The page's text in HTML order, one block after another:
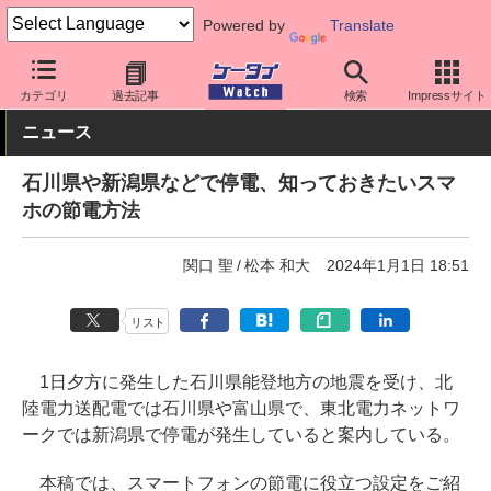
Powered by Translate
カテゴリ 過去記事 検索 Impressサイト
ケータイ Watch 業界動向 災害・防災
ニュース
石川県や新潟県などで停電、知っておきたいスマ
ホの節電方法
関口 聖 松本 和大 2024年1月1日 18:51
リスト
1日夕方に発生した石川県能登地方の地震を受け、北
陸電力送配電では石川県や富山県で、東北電力ネットワ
ークでは新潟県で停電が発生していると案内している。
本稿では、スマートフォンの節電に役立つ設定をご紹